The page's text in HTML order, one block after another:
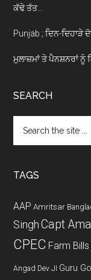
ਕੱਢੇ ਤੱਤ…
Punjab ; ਦਿਨ-ਦਿਹਾੜੇ
ਮੁਲਾਜ਼ਮਾਂ ਤੇ ਪੈਨਸ਼ਨਰਾਂ ਨੂੰ
SEARCH
the
TAGS
AAP Amritsar
Singh Capt
CPEC Farm Bills
Angad Dev JI Guru